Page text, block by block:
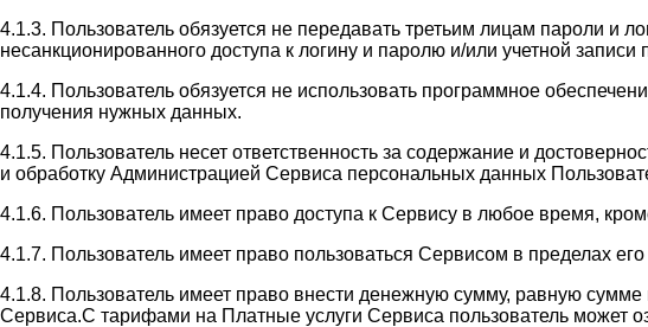
4.1.3. Пользователь обязуется не передавать третьим лицам пароли и
несанкционированного доступа к логину и паролю и/или учетной
4.1.4. Пользователь обязуется не использовать программное
получения нужных данных.
4.1.5. Пользователь несет ответственность за содержание и
и обработку Администрацией Сервиса персональных данных
4.1.6. Пользователь имеет право доступа к Сервису в любое время,
4.1.7. Пользователь имеет право пользоваться Сервисом в пределах
4.1.8. Пользователь имеет право внести денежную сумму, равную
Сервиса.С тарифами на Платные услуги Сервиса пользователь может